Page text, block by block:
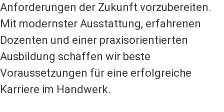
Anforderungen der Zukunft vorzubereiten.
Mit modernster Ausstattung, erfahrenen
Dozenten und einer praxisorientierten
Ausbildung schaffen wir beste
Voraussetzungen für eine erfolgreiche
Karriere im Handwerk.